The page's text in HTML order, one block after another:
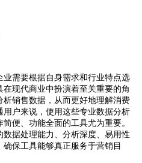
需要根据自身需求和行业特点选
现代商业中扮演着至关重要的角
销售数据，从而更好地理解消费
户来说，使用这些专业数据分析
便、功能全面的工具尤为重要。
据处理能力、分析深度、易用性
保工具能够真正服务于营销目